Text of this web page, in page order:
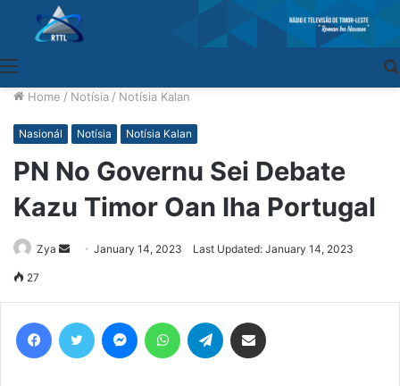
Home / Notísia / Notísia Kalan
Nasionál Notísia Notísia Kalan
PN No Governu Sei Debate
Kazu Timor Oan Iha Portugal
Zya
SendJanuary 14, 2023 Last Updated: January 14, 2023
27